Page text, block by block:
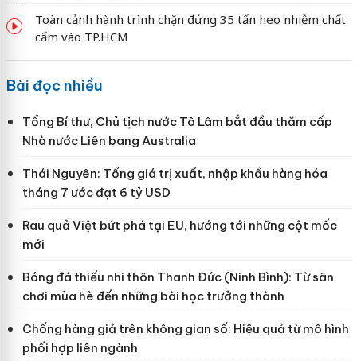
Toàn cảnh hành trình chặn đứng 35 tấn heo nhiễm chất
cấm vào TP.HCM
Bài đọc nhiều
Tổng Bí thư, Chủ tịch nước Tô Lâm bắt đầu thăm cấp
Nhà nước Liên bang Australia
Thái Nguyên: Tổng giá trị xuất, nhập khẩu hàng hóa
tháng 7 ước đạt 6 tỷ USD
Rau quả Việt bứt phá tại EU, hướng tới những cột mốc
mới
Bóng đá thiếu nhi thôn Thanh Đức (Ninh Bình): Từ sân
chơi mùa hè đến những bài học trưởng thành
Chống hàng giả trên không gian số: Hiệu quả từ mô hình
phối hợp liên ngành